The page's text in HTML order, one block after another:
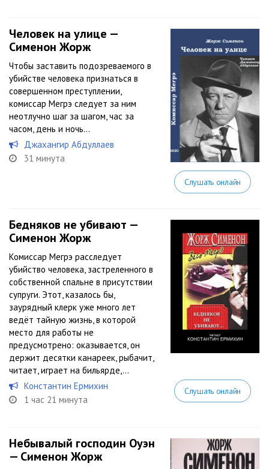
Человек на улице —
Сименон Жорж
Чтобы заставить подозреваемого в
убийстве человека признаться в
совершенном преступлении,
комиссар Мегрэ следует за ним
неотлучно шаг за шагом, час за
часом, день и ночь…
Джахангир Абдуллаев
31 минута
Слушать онлайн
Бедняков не убивают —
Сименон Жорж
Комиссар Мегрэ расследует
убийство человека, застреленного в
собственной спальне в присутствии
супруги. Этот, казалось бы,
заурядный клерк уже много лет
ведёт тайную жизнь, в которой
место для работы не
предусмотрено: оказывается, он
держит десятки канареек, рыбачит,
читает, играет на бильярде,...
Константин Ермихин
1 час 21 минута
Слушать онлайн
Небывалый господин Оуэн
— Сименон Жорж